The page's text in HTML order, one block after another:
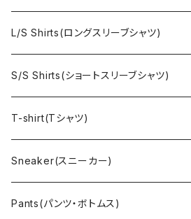
Ralph Laurne(ラルフローレン)
Denim jacket(デニムジャケット)
Vest(ベスト)
Outdoor(アウトドア)
Cover all(カバーオール)
Reverse Weave(リバースウィーブ)
Sports sweat(スポーツ スウェット)
Character(キャラクター)
Lee （リー）
Russell（ラッセル）
Ralph Lauren(ラルフローレン)
Brand(ブランド)
LACOSTE(ラコステ)
Cardigan(カーディガン)
Vest(ベスト)
L/S Shirts(ロングスリーブシャツ)
Ralph Lauren(ラルフローレン)
Brooks Brothers(ブルックスブラザーズ)
Military（ミリタリー）
Euro(ヨーロッパ)
S/S Shirts(ショートスリーブシャツ)
Ralph Lauren (ラルフローレン)
Hawaiian(ハワイアン)
Military (ミリタリー )
T-shirt(Tシャツ)
Champion(チャンピオン)
Sport(スポーツ)
Sneaker(スニーカー)
Pants(パンツ・ボトムス)